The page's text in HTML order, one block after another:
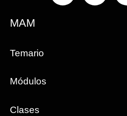
MAM
Temario
Módulos
Clases